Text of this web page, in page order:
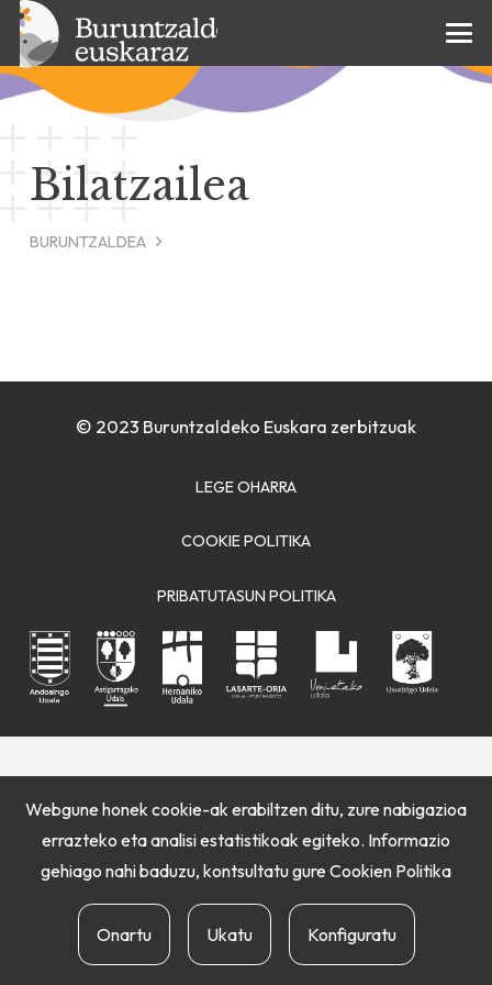
Bilatzailea
BURUNTZALDEA
© 2023 Buruntzaldeko Euskara zerbitzuak
LEGE OHARRA
COOKIE POLITIKA
PRIBATUTASUN POLITIKA
Webgune honek cookie-ak erabiltzen ditu, zure nabigazioa
errazteko eta analisi estatistikoak egiteko. Informazio
gehiago nahi baduzu, kontsultatu gure Cookien Politika
Onartu Ukatu Konfiguratu